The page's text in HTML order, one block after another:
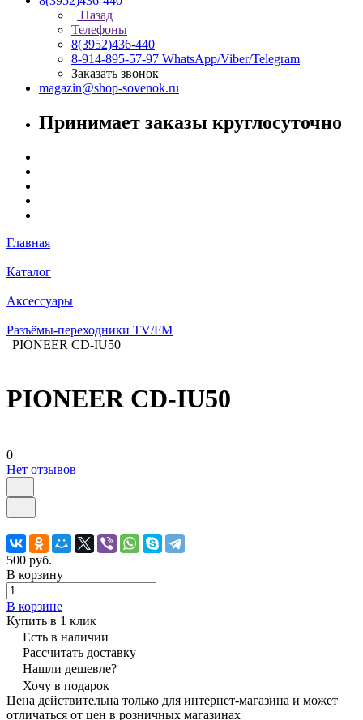
Назад
Телефоны
8(3952)436-440
8-914-895-57-97 WhatsApp/Viber/Telegram
Заказать звонок
magazin@shop-sovenok.ru
Принимает заказы круглосуточно
Главная
Каталог
Аксессуары
Разъёмы-переходники TV/FM
PIONEER CD-IU50
PIONEER CD-IU50
0
Нет отзывов
500 руб.
В корзину
В корзине
Купить в 1 клик
Есть в наличии
Рассчитать доставку
Нашли дешевле?
Хочу в подарок
Цена действительна только для интернет-магазина и может
отличаться от цен в розничных магазинах